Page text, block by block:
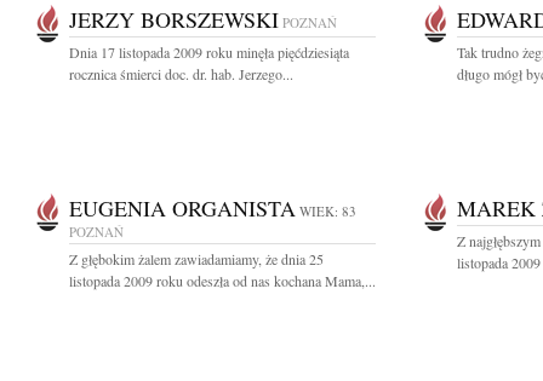
JERZY BORSZEWSKI POZNAŃ
Dnia 17 listopada 2009 roku minęła pięćdziesiąta
rocznica śmierci doc. dr. hab. Jerzego...
Tak trudno
długo mógł
EUGENIA ORGANISTA WIEK: 83
POZNAŃ
Z głębokim żalem zawiadamiamy, że dnia 25
listopada 2009 roku odeszła od nas kochana Mama,...
MAREK
Z
listopada 2009